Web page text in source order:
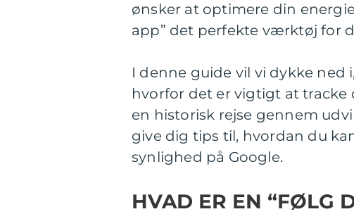
ønsker at optimere din
app” det perfekte værktøj for
I denne guide vil vi dykke ned
hvorfor det er vigtigt at tracke
en historisk rejse gennem
give dig tips til, hvordan du
synlighed på Google.
HVAD ER EN “FØLG